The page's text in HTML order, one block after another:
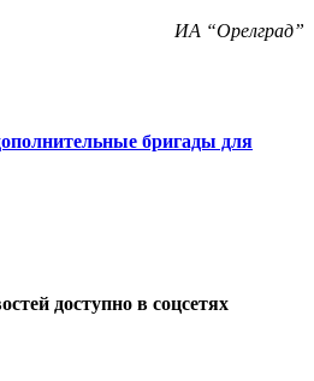
ИА “Орелград”
бригады для
доступно в соцсетях